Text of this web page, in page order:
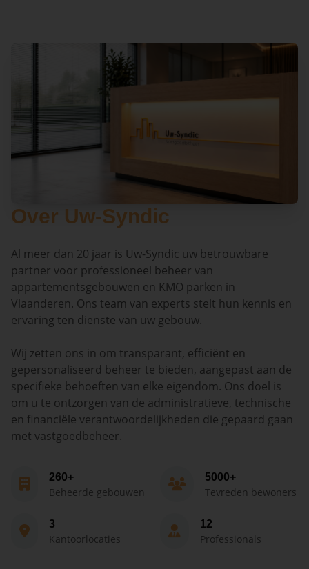
Over Uw-Syndic
Al meer dan 20 jaar is Uw-Syndic uw betrouwbare
partner voor professioneel beheer van
appartementsgebouwen en KMO parken in
Vlaanderen. Ons team van experts stelt hun kennis en
ervaring ten dienste van uw gebouw.
Wij zetten ons in om transparant, efficiënt en
gepersonaliseerd beheer te bieden, aangepast aan de
specifieke behoeften van elke eigendom. Ons doel is
om u te ontzorgen van de administratieve, technische
en financiële verantwoordelijkheden die gepaard gaan
met vastgoedbeheer.
260+
Beheerde gebouwen
5000+
Tevreden bewoners
3
Kantoorlocaties
12
Professionals